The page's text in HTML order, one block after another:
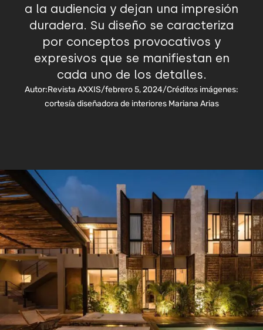
a la audiencia y dejan una impresión
duradera. Su diseño se caracteriza
por conceptos provocativos y
expresivos que se manifiestan en
cada uno de los detalles.
Autor:Revista AXXIS/febrero 5, 2024/Créditos imágenes:
cortesía diseñadora de interiores Mariana Arias